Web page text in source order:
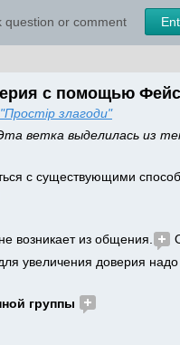
question or comment
с помощью
"Простір злагоди"
ветка выделилась из
с существующими
возникает из общения.
увеличения доверия
группы